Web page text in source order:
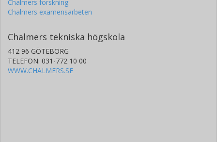
Chalmers forskning
Chalmers examensarbeten
Chalmers tekniska högskola
412 96 GÖTEBORG
TELEFON: 031-772 10 00
WWW.CHALMERS.SE